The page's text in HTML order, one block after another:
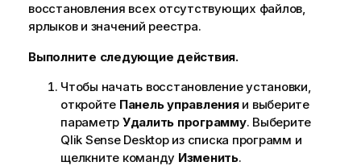
восстановления всех отсутствующих файлов,
ярлыков и значений реестра.
Выполните следующие действия.
Чтобы начать восстановление установки,
откройте Панель управленияи выберите
параметр Удалить программу. Выберите
Qlik Sense Desktopиз списка программ и
щелкните команду Изменить.